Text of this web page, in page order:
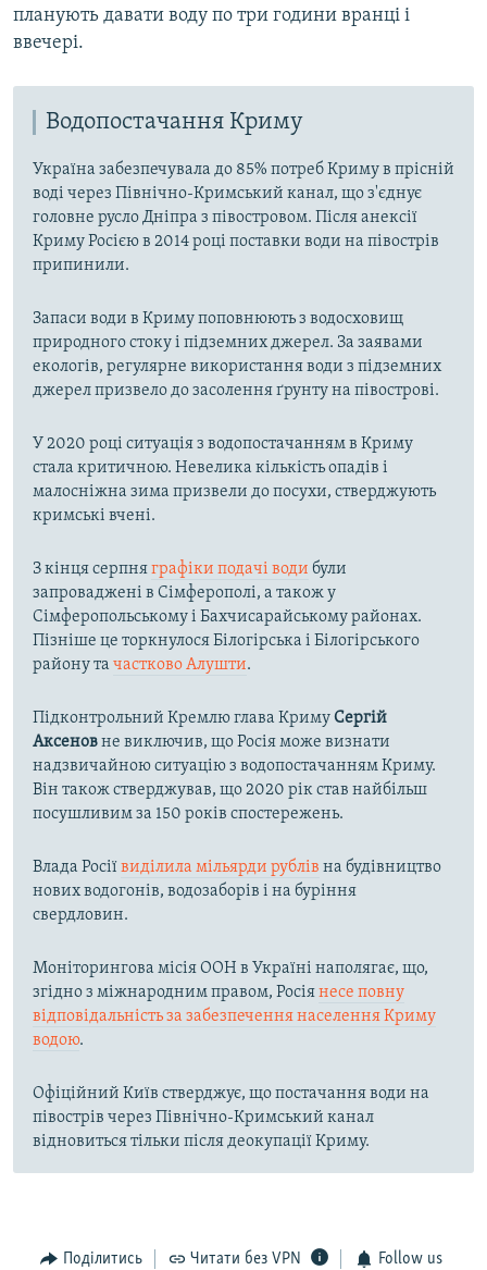
планують давати воду по три години вранці і
ввечері.
Водопостачання Криму
Україна забезпечувала до 85% потреб Криму в прісній
воді через Північно-Кримський канал, що з'єднує
головне русло Дніпра з півостровом. Після анексії
Криму Росією в 2014 році поставки води на півострів
припинили.
Запаси води в Криму поповнюють з водосховищ
природного стоку і підземних джерел. За заявами
екологів, регулярне використання води з підземних
джерел призвело до засолення ґрунту на півострові.
У 2020 році ситуація з водопостачанням в Криму
стала критичною. Невелика кількість опадів і
малосніжна зима призвели до посухи, стверджують
кримські вчені.
З кінця серпняграфіки подачі води були
запроваджені в Сімферополі, а також у
Сімферопольському і Бахчисарайському районах.
Пізніше це торкнулося Білогірська і Білогірського
району та частково Алушти.
Підконтрольний Кремлю глава КримуСергій
Аксеновне виключив, що Росія може визнати
надзвичайною ситуацію з водопостачанням Криму.
Він також стверджував, що 2020 рік став найбільш
посушливим за 150 років спостережень.
Влада Росіївиділила мільярди рублів на будівництво
нових водогонів, водозаборів і на буріння
свердловин.
Моніторингова місія ООН в Україні наполягає, що,
згідно з міжнародним правом, Росіянесе повну
відповідальність за забезпечення населення Криму
водою.
Офіційний Київ стверджує, що постачання води на
півострів через Північно-Кримський канал
відновиться тільки після деокупації Криму.
Поділитись Читати без VPN Follow us